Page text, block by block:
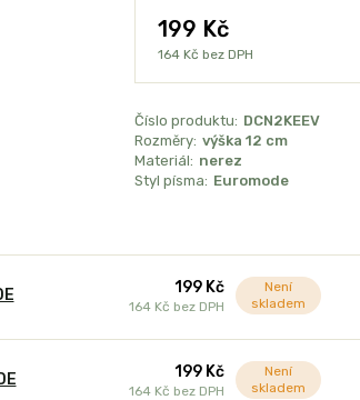
199 Kč
164 Kč bez DPH
Číslo produktu: DCN2KEEV
Rozměry: výška 12 cm
Materiál: nerez
Styl písma: Euromode
199 Kč
164 Kč bez DPH
Není
skladem
199 Kč
164 Kč bez DPH
Není
skladem